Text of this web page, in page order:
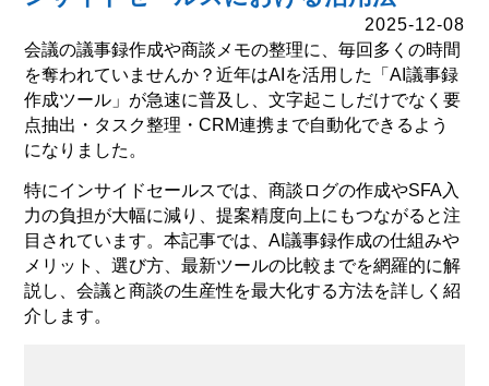
2025-12-08
会議の議事録作成や商談メモの整理に、毎回多くの時間
を奪われていませんか？近年はAIを活用した「AI議事録
作成ツール」が急速に普及し、文字起こしだけでなく要
点抽出・タスク整理・CRM連携まで自動化できるよう
になりました。
特にインサイドセールスでは、商談ログの作成やSFA入
力の負担が大幅に減り、提案精度向上にもつながると注
目されています。本記事では、AI議事録作成の仕組みや
メリット、選び方、最新ツールの比較までを網羅的に解
説し、会議と商談の生産性を最大化する方法を詳しく紹
介します。